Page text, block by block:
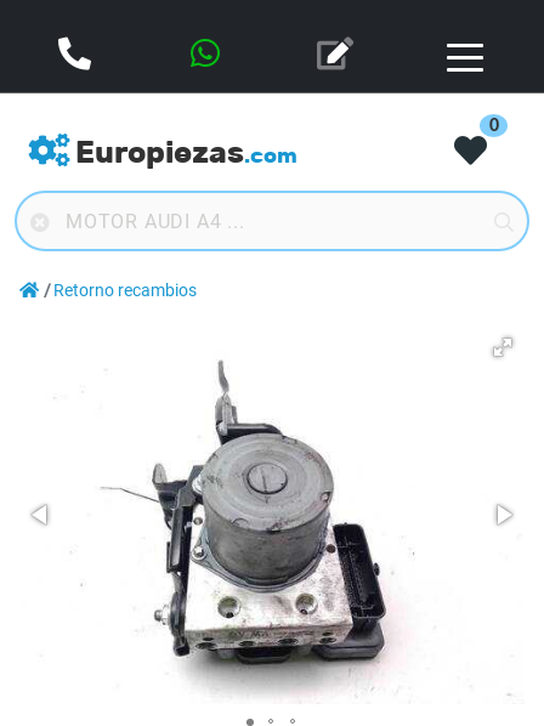
Europiezas.com
0
Retorno recambios